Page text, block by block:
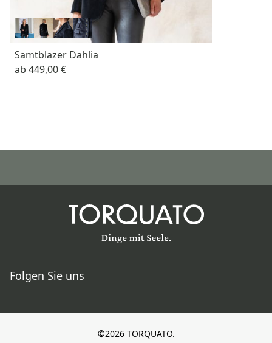
Samtblazer Dahlia
ab 449,00 €
Folgen Sie uns
©2026 TORQUATO.